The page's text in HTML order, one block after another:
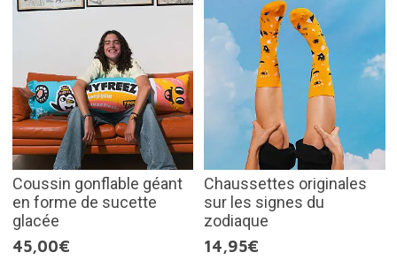
Coussin gonflable géant
en forme de sucette
glacée
45,00€
Chaussettes originales
sur les signes du
zodiaque
14,95€